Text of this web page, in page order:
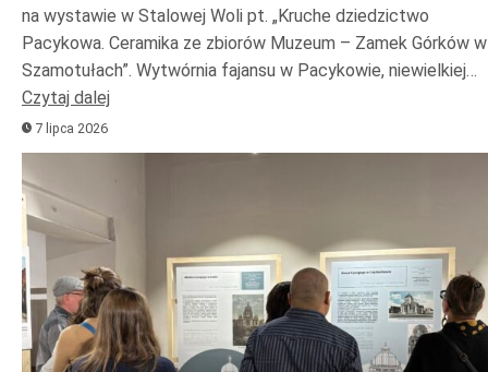
na wystawie w Stalowej Woli pt. „Kruche dziedzictwo
Pacykowa. Ceramika ze zbiorów Muzeum – Zamek Górków w
Szamotułach”. Wytwórnia fajansu w Pacykowie, niewielkiej…
Czytaj dalej
7 lipca 2026
plików
dźwiękowych